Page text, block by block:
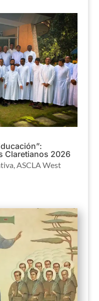
Claretianos 2026
,ASCLA West